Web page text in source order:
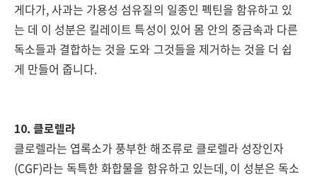
게다가, 사과는 가용성 섬유질의 일종인 펙틴을 함유하고 있
는 데 이 성분은 킬레이트 특성이 있어 몸 안의 중금속과 다른
독소들과 결합하는 것을 도와 그것들을 제거하는 것을 더 쉽
게 만들어 줍니다.
10. 클로렐라
클로렐라는 엽록소가 풍부한 해조류로 클로렐라 성장인자
(CGF)라는 독특한 화합물을 함유하고 있는데, 이 성분은 독소